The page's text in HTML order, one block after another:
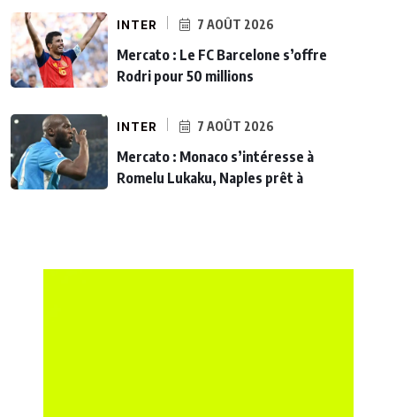
INTER 7 AOÛT 2026
Mercato : Le FC Barcelone s’offre
Rodri pour 50 millions
INTER 7 AOÛT 2026
Mercato : Monaco s’intéresse à
Romelu Lukaku, Naples prêt à